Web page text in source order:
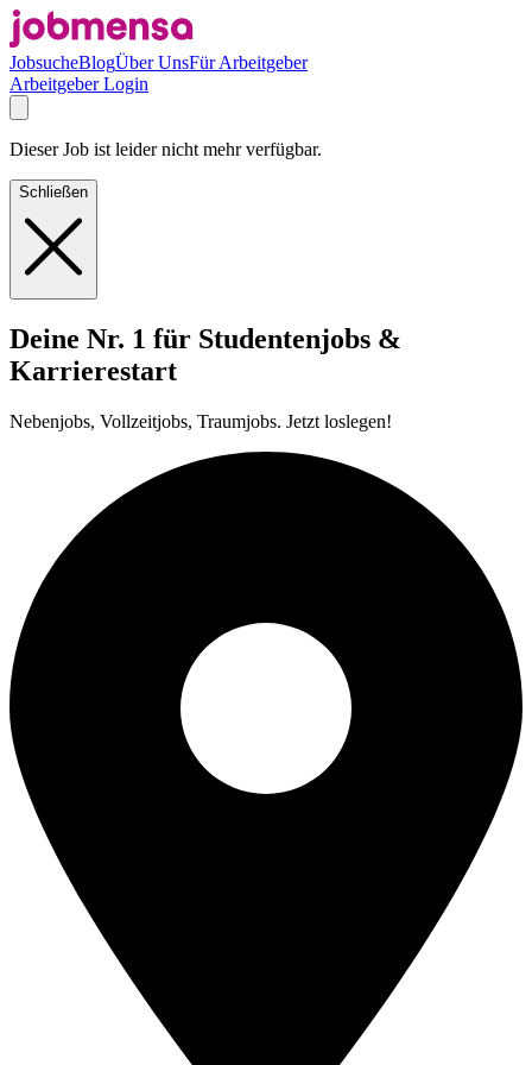
JobsucheBlogÜber UnsFür Arbeitgeber
Arbeitgeber Login
Dieser Job ist leider nicht mehr verfügbar.
Schließen
Deine Nr. 1 für Studentenjobs &
Karrierestart
Nebenjobs, Vollzeitjobs, Traumjobs. Jetzt loslegen!